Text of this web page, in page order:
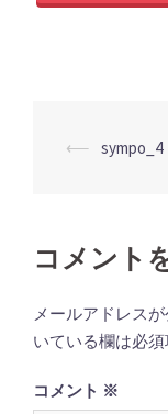
投
ビ
ゲ
ー
シ
ョ
⟵ sympo_4
コメント
メールアドレス
いている欄は必
コメント ※